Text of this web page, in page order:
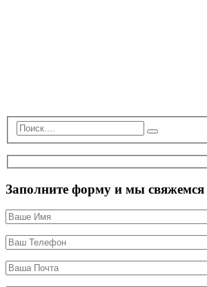
Заполните форму и мы свяжемся